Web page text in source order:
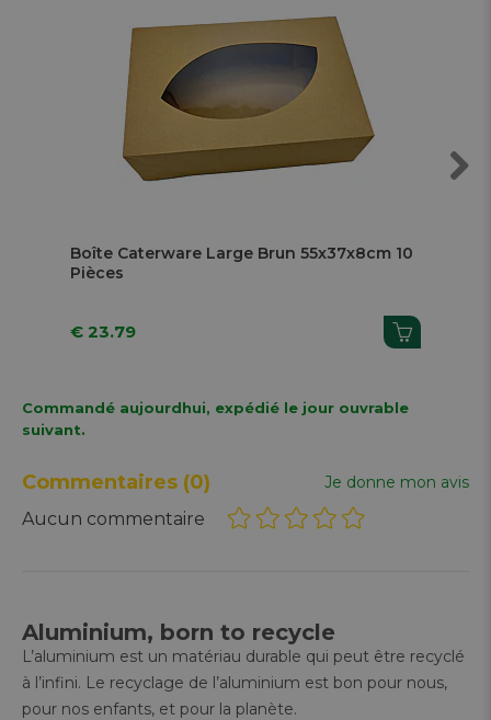
Boîte Caterware Large Brun 55x37x8cm 10
Pièces
€ 23.79
Commandé aujourdhui, expédié le jour ouvrable
suivant.
Commentaires (0) Je donne mon avis
Aucun commentaire
Aluminium, born to recycle
L’aluminium est un matériau durable qui peut être recyclé
à l’infini. Le recyclage de l’aluminium est bon pour nous,
pour nos enfants, et pour la planète.